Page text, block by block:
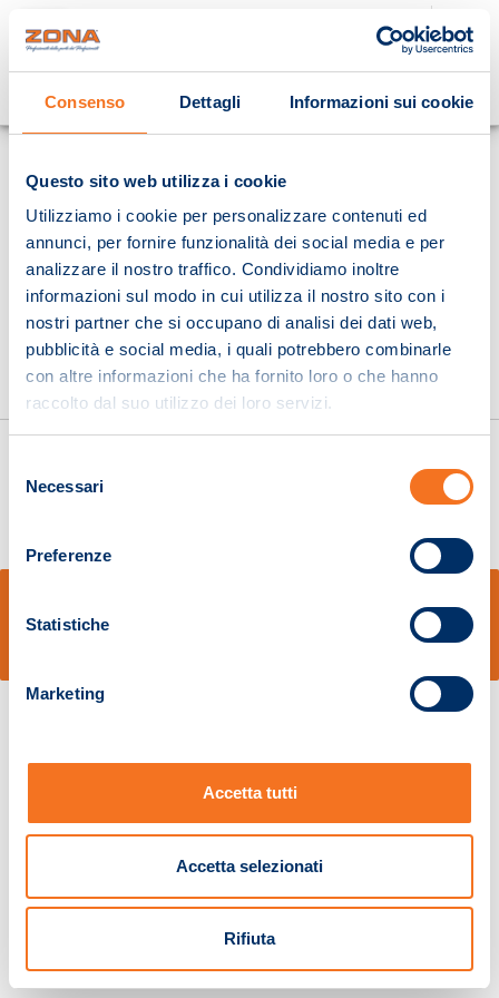
Consenso Dettagli Informazioni sui cookie
Questo sito web utilizza i cookie
Utilizziamo i cookie per personalizzare contenuti ed
annunci, per fornire funzionalità dei social media e per
analizzare il nostro traffico. Condividiamo inoltre
informazioni sul modo in cui utilizza il nostro sito con i
nostri partner che si occupano di analisi dei dati web,
pubblicità e social media, i quali potrebbero combinarle
con altre informazioni che ha fornito loro o che hanno
raccolto dal suo utilizzo dei loro servizi.
delNecessari
Preferenze
Statistiche
Marketing
Accetta tutti
Accetta selezionati
Rifiuta
Cosa stai cercando?
Pistoia 01680210505 – R.E.A. n.155974 - Cap.Soc. € 2.000.000,00 i.v. La
Società adotta il Codice Etico D.lgs. 231/01